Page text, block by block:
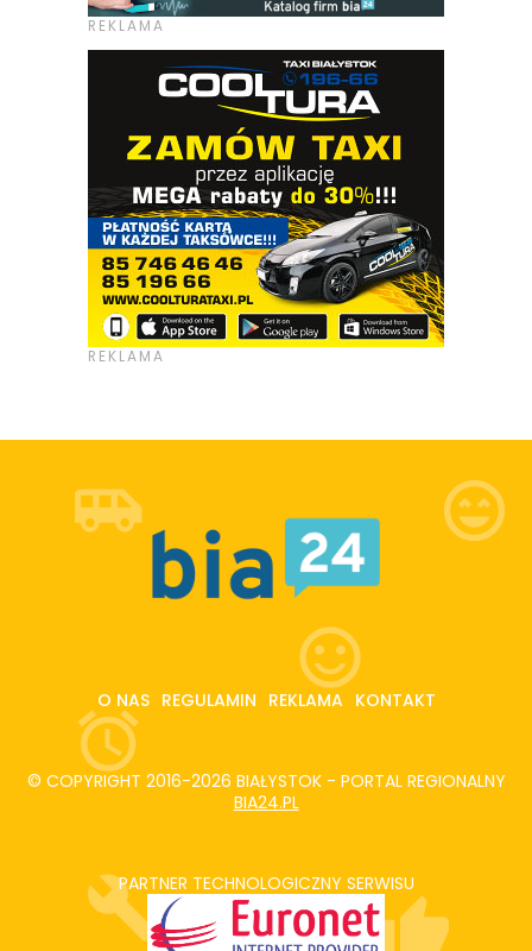
O NAS REGULAMIN REKLAMA KONTAKT
© COPYRIGHT 2016-2026 BIAŁYSTOK - PORTAL REGIONALNY
BIA24.PL
PARTNER TECHNOLOGICZNY SERWISU